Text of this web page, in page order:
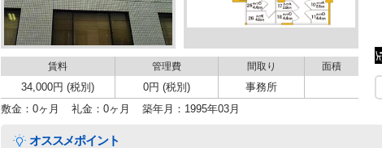
賃料 管理費 間取り 面積
34,000円 (税別) 0円 (税別)
事務所
敷金：0ヶ月
礼金：0ヶ月 築年月：1995年03月
オススメポイント